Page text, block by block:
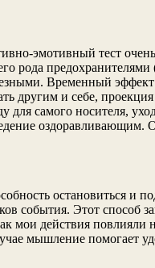
эмотивный тест
рода
Временный эффект
другим и себе,
для самого носителя,
оздоравливающим.
остановиться и
события. Этот способ
мои действия
мышление помогает